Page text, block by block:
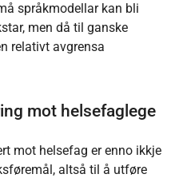
språkmodellar kan bli
men då til ganske
relativt avgrensa
mot helsefaglege
mot helsefag er enno ikkje
altså til å utføre